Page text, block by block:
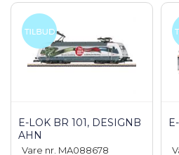
E-LOK BR 101, DESIGNB
AHN
Vare nr. MA088678